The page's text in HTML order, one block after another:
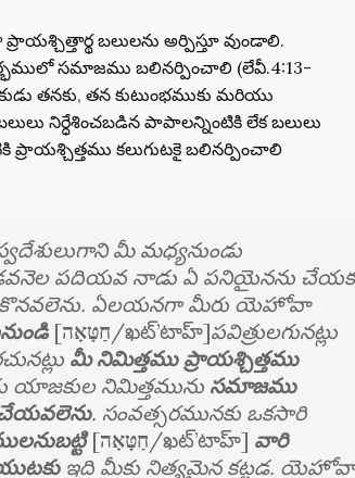
బలులను అర్పిస్తూ వుండాలి.
సమాజము బలినర్పించాలి (లేవీ.4:13-
తనకు, తన కుటుంభముకు మరియు
నిర్ధేశించబడిన పాపాలన్నింటికి లేక బలులు
కలుగుటకై బలినర్పించాలి
మీ మధ్యనుండు
పదియవ నాడు ఏ పనియైనను చేయక
కొనవలెను. ఏలయనగా మీరు యెహోవా
[חַטָּאָה/ఖట్’టాహ్]పవిత్రులగునట్లు
మీ నిమిత్తము ప్రాయశ్చిత్తము
యాజకుల నిమిత్తమును సమాజము
చేయవలెను. ​సంవత్సరమునకు ఒకసారి
[חַטָּאָה/ఖట్’టాహ్] వారి
ఇది మీకు నిత్యమైన కట్టడ.